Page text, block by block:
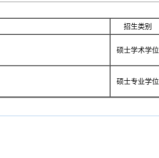
招生类别
硕士学术学位
硕士专业学位